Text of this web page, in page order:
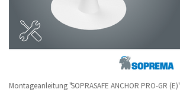
Montageanleitung "SOPRASAFE ANCHOR PRO-GR (E)"